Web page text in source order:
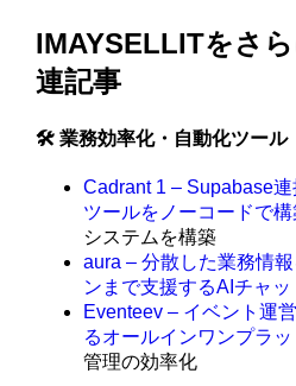
IMAYSELLITをさ
連記事
🛠️ 業務効率化・自動化ツール
Cadrant 1 – Supabase
ツールをノーコードで構
システムを構築
aura – 分散した業務情
ンまで支援するAIチャッ
Eventeev – イベント運
るオールインワンプラ
管理の効率化